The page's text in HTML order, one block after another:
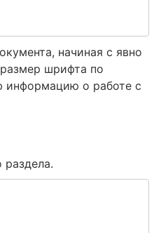
начиная с явно
шрифта по
информацию о работе с